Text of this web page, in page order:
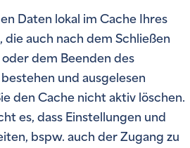
Daten lokal im Cache Ihres
auch nach dem Schließen
dem Beenden des
und ausgelesen
den Cache nicht aktiv löschen.
es, dass Einstellungen und
bspw. auch der Zugang zu